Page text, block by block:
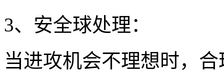
3、安全球处理：
当进攻机会不理想时，